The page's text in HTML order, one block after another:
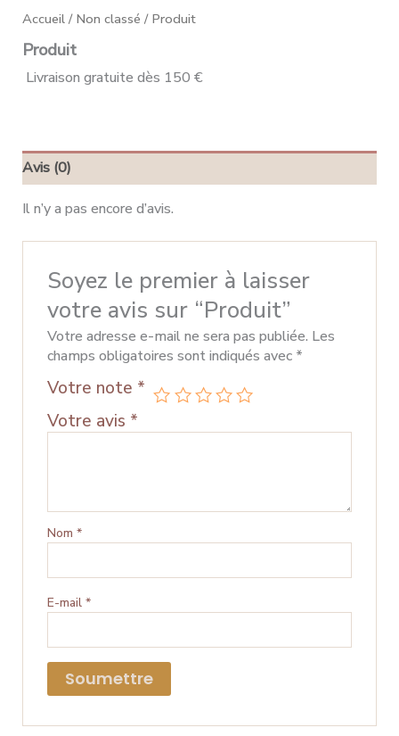
Accueil / Non classé / Produit
Produit
Livraison gratuite dès 150 €
Avis (0)
Il n’y a pas encore d’avis.
Soyez le premier à laisser
votre avis sur “Produit”
Votre adresse e-mail ne sera pas publiée. Les
champs obligatoires sont indiqués avec *
Votre note *
Votre avis *
Nom *
E-mail *